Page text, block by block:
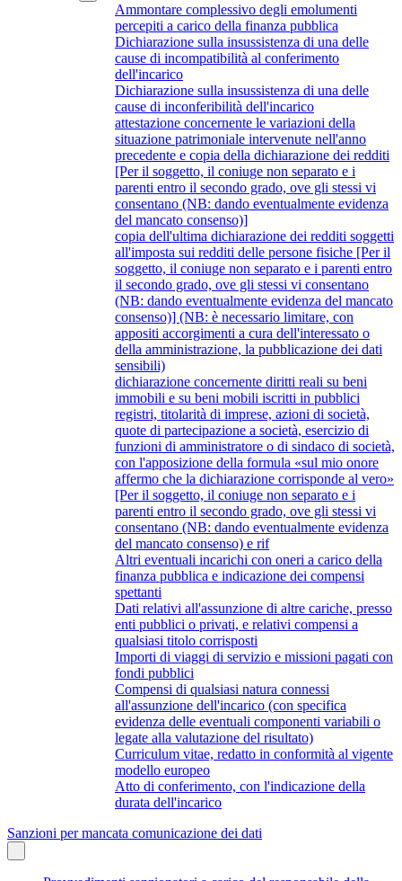
Ammontare complessivo degli emolumenti
percepiti a carico della finanza pubblica
Dichiarazione sulla insussistenza di una delle
cause di incompatibilità al conferimento
dell'incarico
Dichiarazione sulla insussistenza di una delle
cause di inconferibilità dell'incarico
attestazione concernente le variazioni della
situazione patrimoniale intervenute nell'anno
precedente e copia della dichiarazione dei redditi
[Per il soggetto, il coniuge non separato e i
parenti entro il secondo grado, ove gli stessi vi
consentano (NB: dando eventualmente evidenza
del mancato consenso)]
copia dell'ultima dichiarazione dei redditi soggetti
all'imposta sui redditi delle persone fisiche [Per il
soggetto, il coniuge non separato e i parenti entro
il secondo grado, ove gli stessi vi consentano
(NB: dando eventualmente evidenza del mancato
consenso)] (NB: è necessario limitare, con
appositi accorgimenti a cura dell'interessato o
della amministrazione, la pubblicazione dei dati
sensibili)
dichiarazione concernente diritti reali su beni
immobili e su beni mobili iscritti in pubblici
registri, titolarità di imprese, azioni di società,
quote di partecipazione a società, esercizio di
funzioni di amministratore o di sindaco di società,
con l'apposizione della formula «sul mio onore
affermo che la dichiarazione corrisponde al vero»
[Per il soggetto, il coniuge non separato e i
parenti entro il secondo grado, ove gli stessi vi
consentano (NB: dando eventualmente evidenza
del mancato consenso) e rif
Altri eventuali incarichi con oneri a carico della
finanza pubblica e indicazione dei compensi
spettanti
Dati relativi all'assunzione di altre cariche, presso
enti pubblici o privati, e relativi compensi a
qualsiasi titolo corrisposti
Importi di viaggi di servizio e missioni pagati con
fondi pubblici
Compensi di qualsiasi natura connessi
all'assunzione dell'incarico (con specifica
evidenza delle eventuali componenti variabili o
legate alla valutazione del risultato)
Curriculum vitae, redatto in conformità al vigente
modello europeo
Atto di conferimento, con l'indicazione della
durata dell'incarico
Sanzioni per mancata comunicazione dei dati